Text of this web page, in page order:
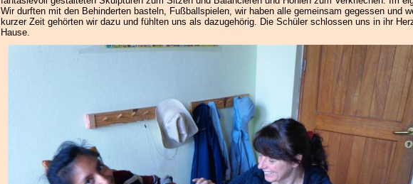
Wir durften mit den Behinderten basteln, Fußballspielen, wir haben alle gemeinsam gegessen
kurzer Zeit gehörten wir dazu und fühlten uns als dazugehörig. Die Schüler schlossen uns in ihr
Hause.